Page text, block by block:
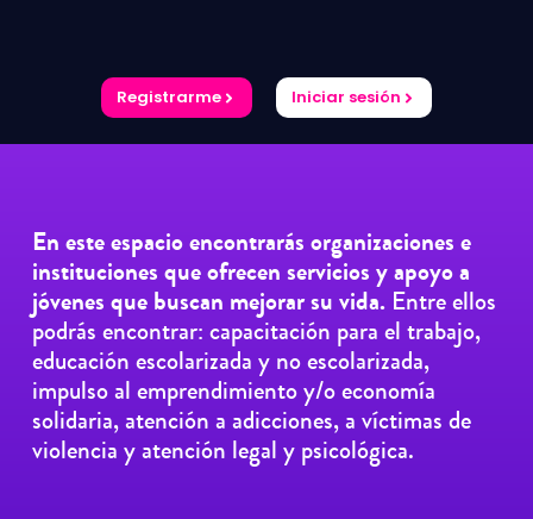
Registrarme Iniciar sesión
En este espacio encontrarás organizaciones e
instituciones que ofrecen servicios y apoyo a
jóvenes que buscan mejorar su vida. Entre ellos
podrás encontrar: capacitación para el trabajo,
educación escolarizada y no escolarizada,
impulso al emprendimiento y/o economía
solidaria, atención a adicciones, a víctimas de
violencia y atención legal y psicológica.